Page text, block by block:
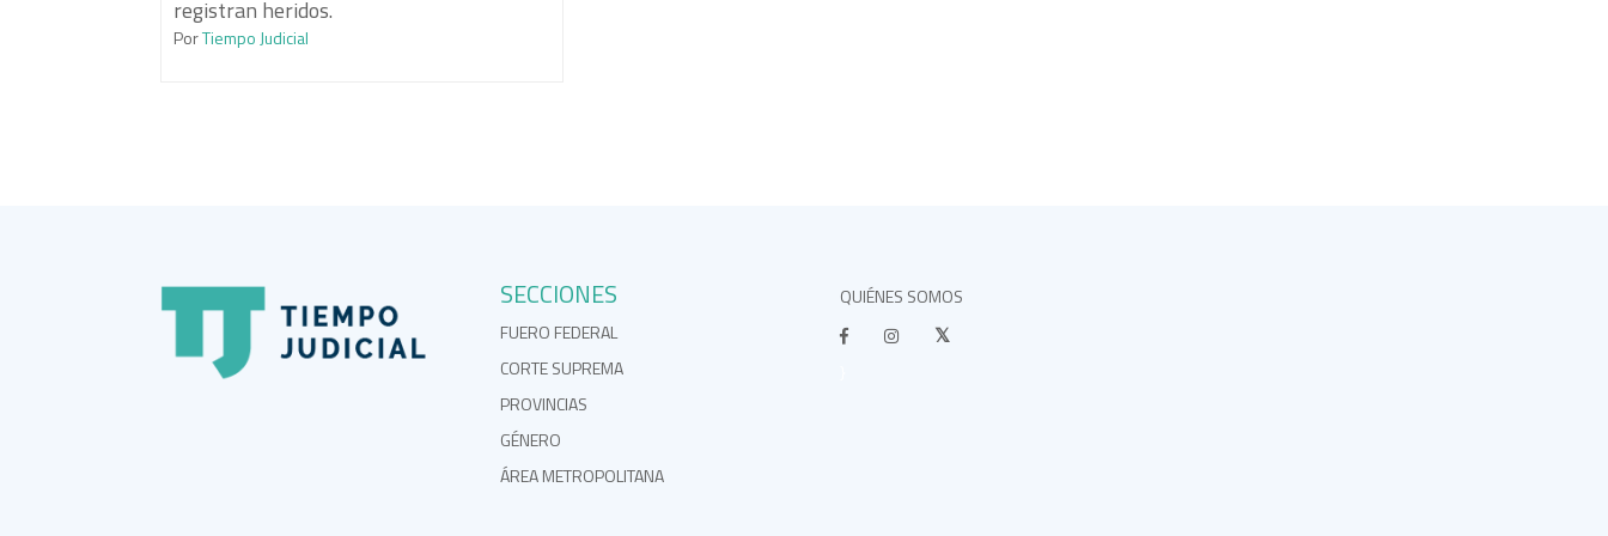
registran heridos.
PorTiempo Judicial
SECCIONES
FUERO FEDERAL
CORTE SUPREMA
PROVINCIAS
GÉNERO
ÁREA METROPOLITANA
QUIÉNES SOMOS